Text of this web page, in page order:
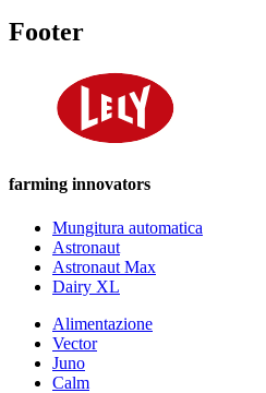
Footer
farming innovators
Mungitura automatica
Astronaut
Astronaut Max
Dairy XL
Alimentazione
Vector
Juno
Calm